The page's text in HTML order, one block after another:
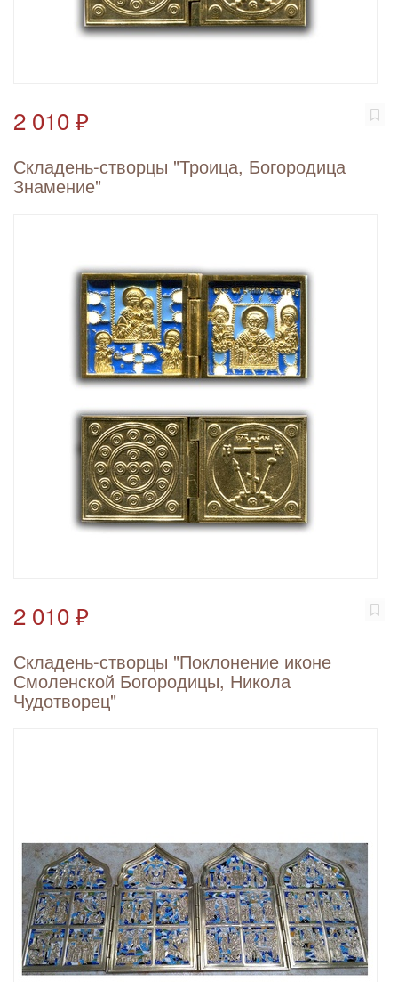
2 010 ₽
Складень-створцы "Троица, Богородица
Знамение"
2 010 ₽
Складень-створцы "Поклонение иконе
Смоленской Богородицы, Никола
Чудотворец"